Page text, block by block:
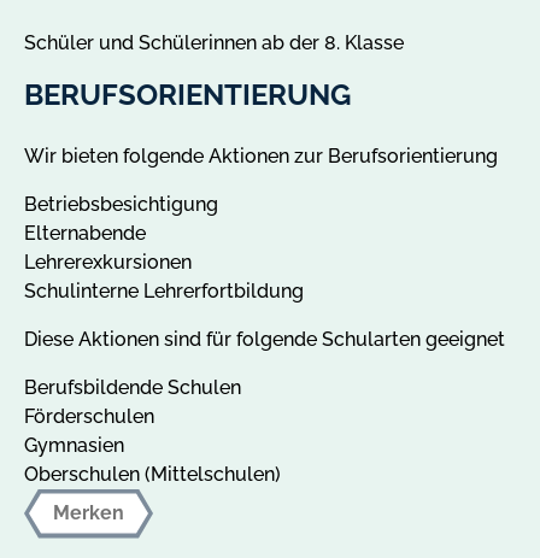
Schüler und Schülerinnen ab der 8. Klasse
BERUFSORIENTIERUNG
Wir bieten folgende Aktionen zur Berufsorientierung
Betriebsbesichtigung
Elternabende
Lehrerexkursionen
Schulinterne Lehrerfortbildung
Diese Aktionen sind für folgende Schularten geeignet
Berufsbildende Schulen
Förderschulen
Gymnasien
Oberschulen (Mittelschulen)
Merken